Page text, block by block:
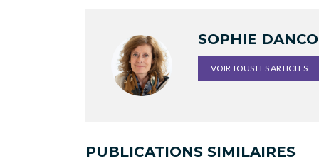
SOPHIE
VOIR TOUS LES ARTICLES
PUBLICATIONS SIMILAIRES